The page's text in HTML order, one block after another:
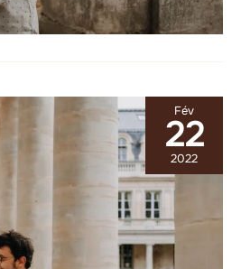
Fév
22
2022